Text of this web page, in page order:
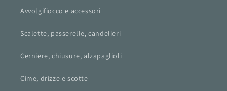
Avvolgifiocco e accessori
Scalette, passerelle, candelieri
Cerniere, chiusure, alzapaglioli
Cime, drizze e scotte